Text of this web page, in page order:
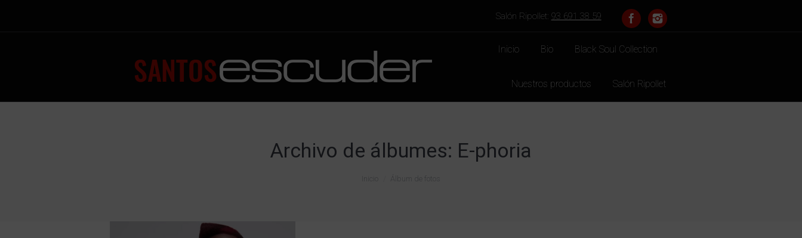
Salón Ripollet: 93 691 38 59
Inicio Bio Black Soul Collection
Nuestros productos Salón Ripollet
Archivo de álbumes: E-phoria